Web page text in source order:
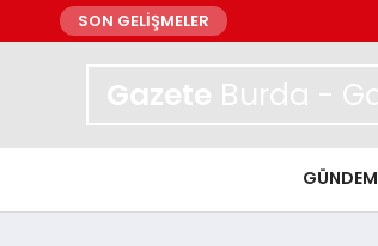
SON GELİŞMELER
Gazete Burda -
GÜNDEM